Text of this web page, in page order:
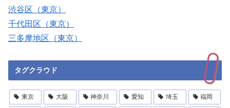
渋谷区（東京）
千代田区（東京）
三多摩地区（東京）
タグクラウド
東京 大阪 神奈川 愛知 埼玉 福岡